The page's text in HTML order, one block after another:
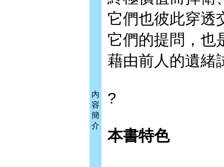
內
容
簡
介
它們也彼此穿透
它們的提問，也
藉由前人的遺緒
?
本書特色